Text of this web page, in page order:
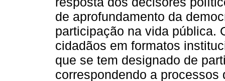
de aprofundamento da
participação na vida pública.
cidadãos em formatos
que se tem designado de
correspondendo a